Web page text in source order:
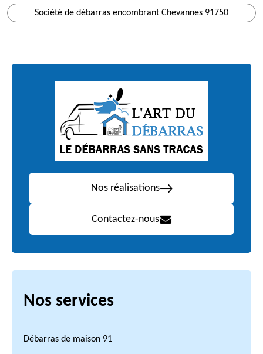
Société de débarras encombrant Chevannes 91750
Nos réalisations
Contactez-nous
Nos services
Débarras de maison 91